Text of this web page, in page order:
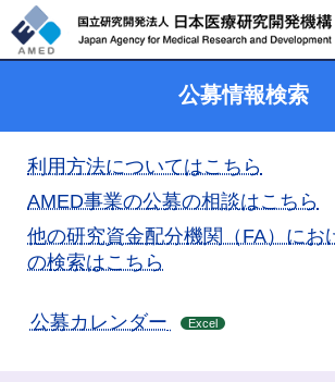
公募情報検索
利用方法についてはこちら
AMED事業の公募の相談はこちら
他の研究資金配分機関（FA）にお
の検索はこちら
公募カレンダー Excel